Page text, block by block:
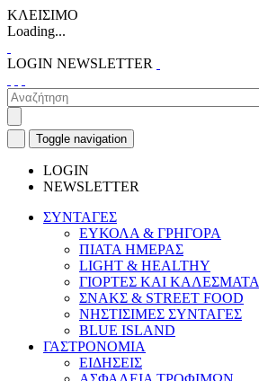
ΚΛΕΙΣΙΜΟ
Loading...
LOGIN NEWSLETTER
Toggle navigation
LOGIN
NEWSLETTER
ΣΥΝΤΑΓΕΣ
ΕΥΚΟΛΑ & ΓΡΗΓΟΡΑ
ΠΙΑΤΑ ΗΜΕΡΑΣ
LIGHT & HEALTHY
ΓΙΟΡΤΕΣ ΚΑΙ ΚΑΛΕΣΜΑΤΑ
ΣΝΑΚΣ & STREET FOOD
ΝΗΣΤΙΣΙΜΕΣ ΣΥΝΤΑΓΕΣ
BLUE ISLAND
ΓΑΣΤΡΟΝΟΜΙΑ
ΕΙΔΗΣΕΙΣ